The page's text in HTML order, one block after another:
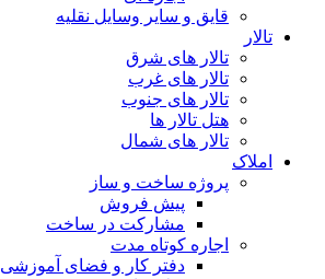
قایق و سایر وسایل نقلیه
تالار
تالار های شرق
تالار های غرب
تالار های جنوب
هتل تالار ها
تالار های شمال
املاک
پروژه ساخت و ساز
پیش فروش
مشارکت در ساخت
اجاره کوتاه مدت
دفتر کار و فضای آموزشی